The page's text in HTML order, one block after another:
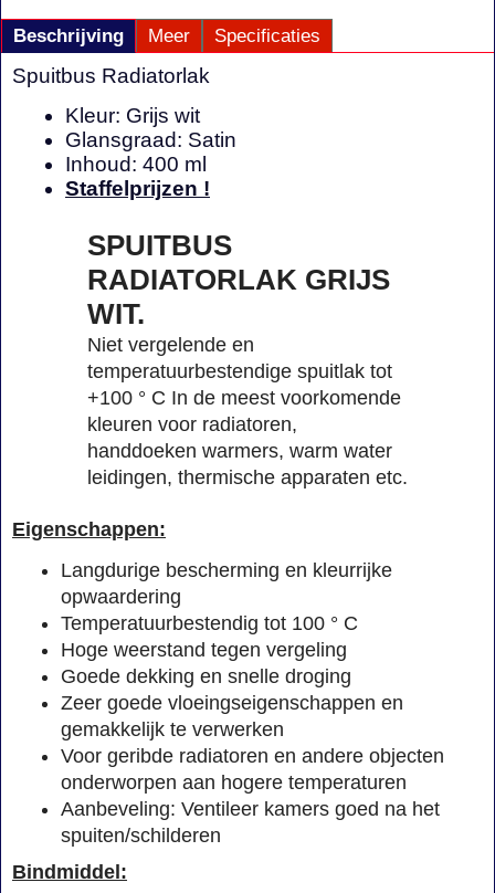
Beschrijving Meer Specificaties
Spuitbus Radiatorlak
Kleur: Grijs wit
Glansgraad: Satin
Inhoud: 400 ml
Staffelprijzen !
SPUITBUS
RADIATORLAK GRIJS
WIT.
Niet vergelende en
temperatuurbestendige spuitlak tot
+100 ° C In de meest voorkomende
kleuren voor radiatoren,
handdoeken warmers, warm water
leidingen, thermische apparaten etc.
Eigenschappen:
Langdurige bescherming en kleurrijke
opwaardering
Temperatuurbestendig tot 100 ° C
Hoge weerstand tegen vergeling
Goede dekking en snelle droging
Zeer goede vloeingseigenschappen en
gemakkelijk te verwerken
Voor geribde radiatoren en andere objecten
onderworpen aan hogere temperaturen
Aanbeveling: Ventileer kamers goed na het
spuiten/schilderen
Bindmiddel: